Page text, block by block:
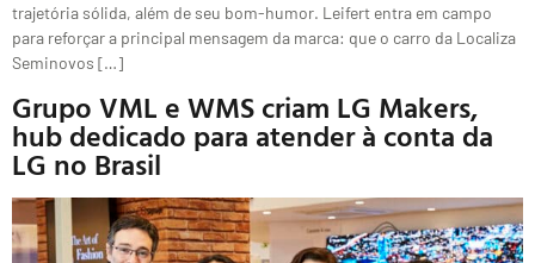
trajetória sólida, além de seu bom-humor. Leifert entra em campo
para reforçar a principal mensagem da marca: que o carro da Localiza
Seminovos […]
Grupo VML e WMS criam LG Makers,
hub dedicado para atender à conta da
LG no Brasil